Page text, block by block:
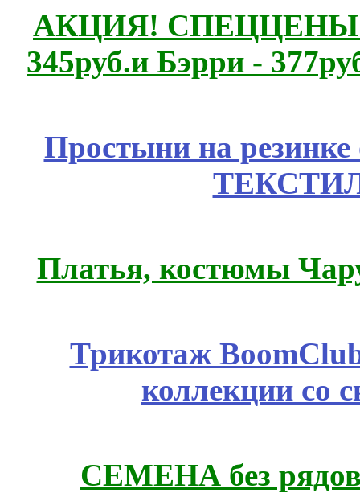
АКЦИЯ! СПЕЦЦЕНЫ
345руб.и Бэрри -
Простыни на
Платья, костюмы
Трикотаж
коллекции со
СЕМЕНА без